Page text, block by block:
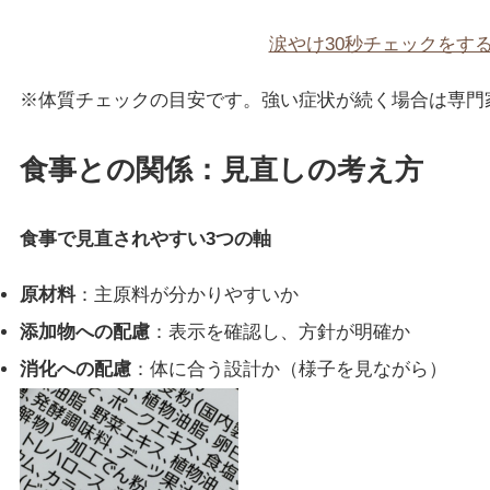
涙やけ30秒チェックをす
※体質チェックの目安です。強い症状が続く場合は専
食事との関係：見直しの考え方
食事で見直されやすい3つの軸
原材料：主原料が分かりやすいか
添加物への配慮 ：表示を確認し、方針が明確か
消化への配慮 ：体に合う設計か（様子を見ながら）